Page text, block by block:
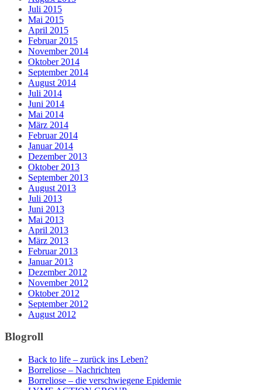
Juli 2015
Mai 2015
April 2015
Februar 2015
November 2014
Oktober 2014
September 2014
August 2014
Juli 2014
Juni 2014
Mai 2014
März 2014
Februar 2014
Januar 2014
Dezember 2013
Oktober 2013
September 2013
August 2013
Juli 2013
Juni 2013
Mai 2013
April 2013
März 2013
Februar 2013
Januar 2013
Dezember 2012
November 2012
Oktober 2012
September 2012
August 2012
Blogroll
Back to life – zurück ins Leben?
Borreliose – Nachrichten
Borreliose – die verschwiegene Epidemie